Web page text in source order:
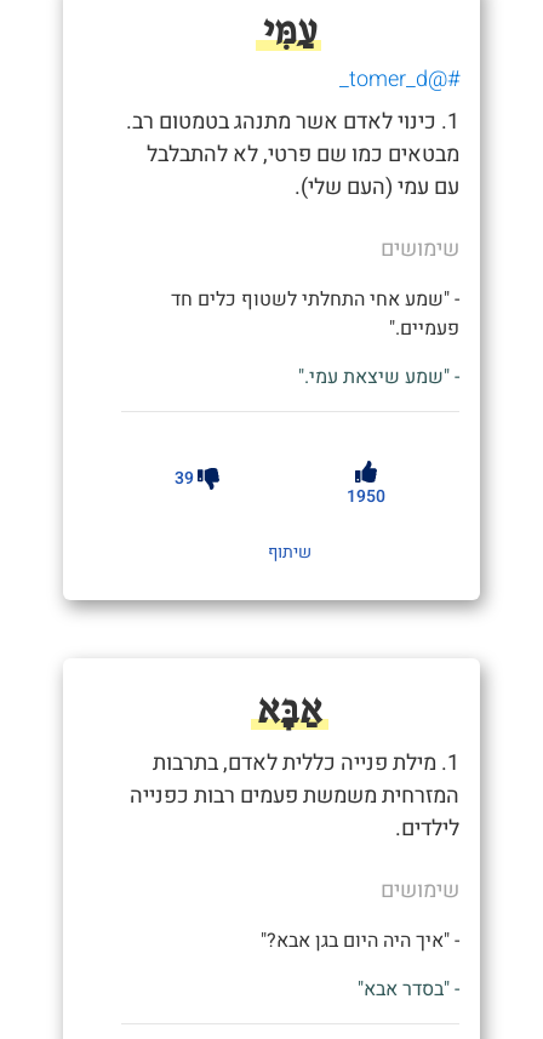
עַמִּי
#@tomer_d_
1. כינוי לאדם אשר מתנהג בטמטום רב.
מבטאים כמו שם פרטי, לא להתבלבל
עם עמי (העם שלי).
שימושים
- "שמע אחי התחלתי לשטוף כלים חד
פעמיים."
- "שמע שיצאת עמי."
1950
39
שיתוף
אַבָּא
1. מילת פנייה כללית לאדם, בתרבות
המזרחית משמשת פעמים רבות כפנייה
לילדים.
שימושים
- "איך היה היום בגן אבא?"
- "בסדר אבא"